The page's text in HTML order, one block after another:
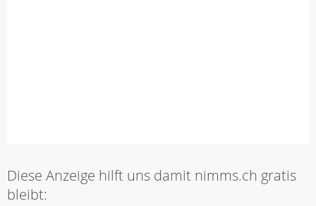
Diese Anzeige hilft uns damit nimms.ch gratis
bleibt: